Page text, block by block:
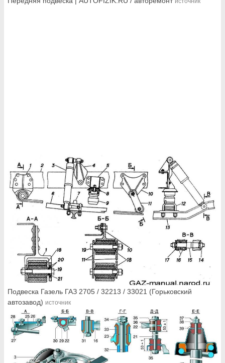
Подвеска Газель ГАЗ 2705 / 32213 / 33021 (Горьковский
автозавод) источник